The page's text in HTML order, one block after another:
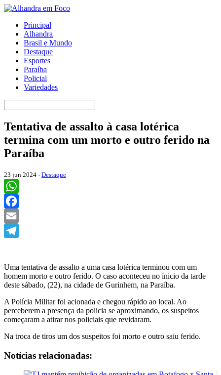
Principal
Alhandra
Brasil e Mundo
Destaque
Esportes
Paraíba
Policial
Variedades
Tentativa de assalto à casa lotérica
termina com um morto e outro ferido na
Paraíba
23 jun 2024 - Destaque
WhatsApp
Facebook
Email
Uma tentativa de assalto a uma casa lotérica terminou com um
homem morto e outro ferido. O caso aconteceu no ínicio da tarde
deste sábado, (22), na cidade de Gurinhem, na Paraíba.
A Polícia Militar foi acionada e chegou rápido ao local. Ao
perceberem a presença da policia se aproximando, os suspeitos
começaram a atirar nos policiais que revidaram.
Na troca de tiros um dos suspeitos foi morto e outro saiu ferido.
Notícias relacionadas: